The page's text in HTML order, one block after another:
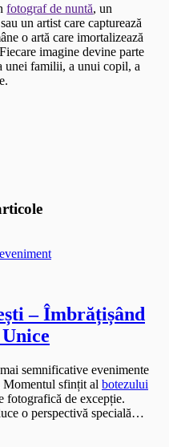
fotograf de nuntă, un
sau un artist care capturează
o artă care imortalizează
imagine devine parte
unei familii, a unui copil, a
– Îmbrățișând
semnificative evenimente
sfințit al botezului
fotografică de excepție.
o perspectivă specială…